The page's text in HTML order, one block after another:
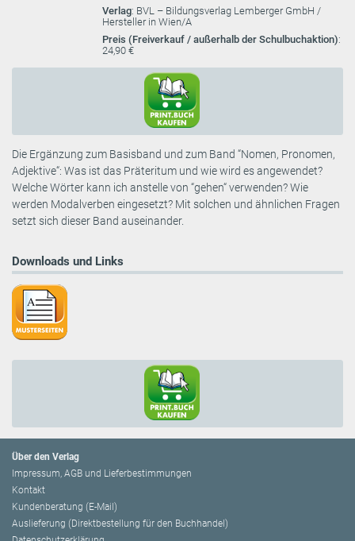
Verlag: BVL – Bildungsverlag Lemberger GmbH /
Hersteller in Wien/A
Preis (Freiverkauf / außerhalb der Schulbuchaktion):
24,90 €
Die Ergänzung zum Basisband und zum Band “Nomen, Pronomen,
Adjektive“: Was ist das Präteritum und wie wird es angewendet?
Welche Wörter kann ich anstelle von “gehen“ verwenden? Wie
werden Modalverben eingesetzt? Mit solchen und ähnlichen Fragen
setzt sich dieser Band auseinander.
Downloads und Links
Über den Verlag
Impressum, AGB und Lieferbestimmungen
Kontakt
Kundenberatung (E-Mail)
Auslieferung (Direktbestellung für den Buchhandel)